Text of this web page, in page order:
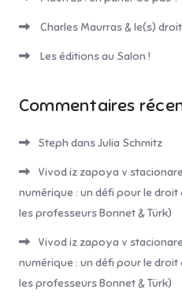
Charles Maurras & le(s)
Les éditions au Salon !
Commentaires
Steph dansJulia Schmitz
Vivod iz zapoya v
numérique : un défi pour le
les professeurs Bonnet & Türk)
Vivod iz zapoya v
numérique : un défi pour le
les professeurs Bonnet & Türk)